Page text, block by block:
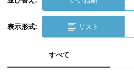
表示形式: リスト
すべて